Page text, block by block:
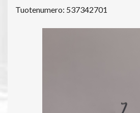
Tuotenumero: 537342701